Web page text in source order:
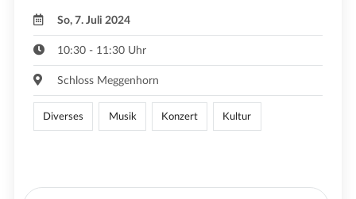
So, 7. Juli 2024
10:30 - 11:30 Uhr
Schloss Meggenhorn
Diverses Musik Konzert Kultur